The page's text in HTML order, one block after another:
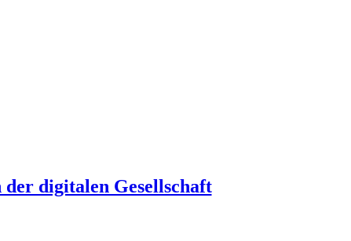
digitalen Gesellschaft